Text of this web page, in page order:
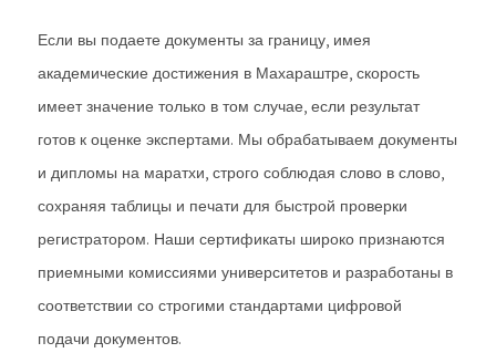
Если вы подаете документы за границу, имея
академические достижения в Махараштре, скорость
имеет значение только в том случае, если результат
готов к оценке экспертами. Мы обрабатываем документы
и дипломы на маратхи, строго соблюдая слово в слово,
сохраняя таблицы и печати для быстрой проверки
регистратором. Наши сертификаты широко признаются
приемными комиссиями университетов и разработаны в
соответствии со строгими стандартами цифровой
подачи документов.